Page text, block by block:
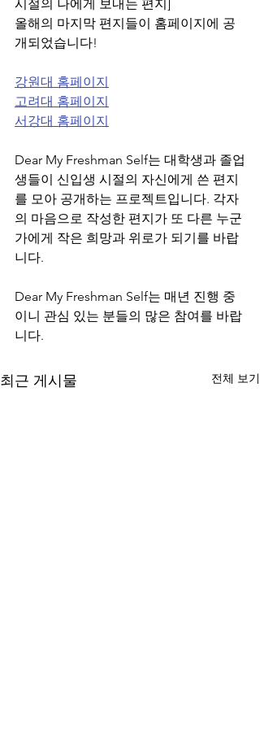
시절의 나에게 보내는 편지]
올해의 마지막 편지들이 홈페이지에 공
개되었습니다!
강원대 홈페이지
고려대 홈페이지
서강대 홈페이지
Dear My Freshman Self는 대학생과 졸업
생들이 신입생 시절의 자신에게 쓴 편지
를 모아 공개하는 프로젝트입니다. 각자
의 마음으로 작성한 편지가 또 다른 누군
가에게 작은 희망과 위로가 되기를 바랍
니다.
Dear My Freshman Self는 매년 진행 중
이니 관심 있는 분들의 많은 참여를 바랍
니다.
최근 게시물 전체 보기